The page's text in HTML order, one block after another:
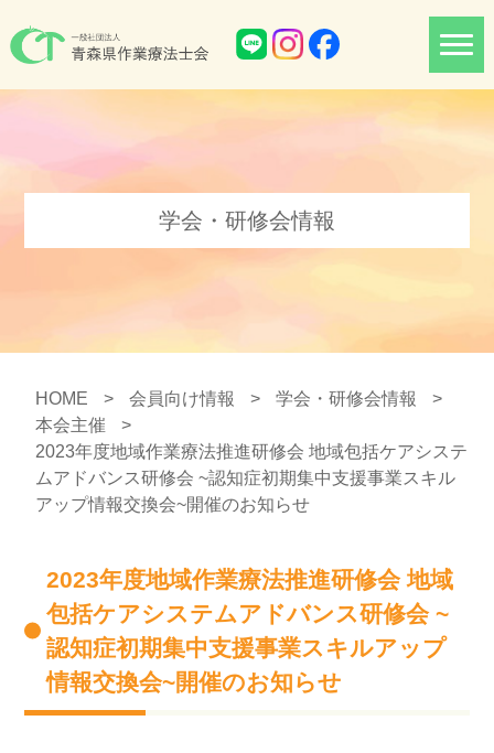
学会・研修会情報
HOME > 会員向け情報 > 学会・研修会情報
>
本会主催
>
2023年度地域作業療法推進研修会 地域包括ケアシステ
ムアドバンス研修会 ~認知症初期集中支援事業スキル
アップ情報交換会~開催のお知らせ
2023年度地域作業療法推進研修会 地域
包括ケアシステムアドバンス研修会 ~
認知症初期集中支援事業スキルアップ
情報交換会~開催のお知らせ